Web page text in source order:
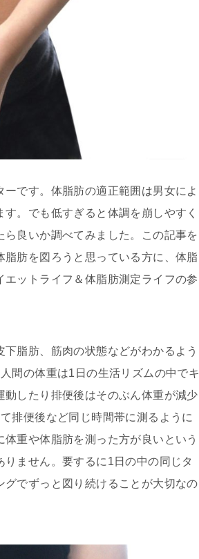
です。体脂肪の適正範囲は男女によ
。でも低すぎると体調を崩しやすく
良いか調べてみました。この記事を
肪を図ろうと思っている方に、体脂
ットライフ＆体脂肪測定ライフの参
脂肪、筋肉の状態などがわかるよう
間の体重は1日の生活リズムの中でキ
したり排便後はそのぶん体重が減少
排便後など同じ時間帯に測るように
重や体脂肪を測った方が良いという
ません。要するに1日の中の同じタ
でずっと図り続けることが大切なの